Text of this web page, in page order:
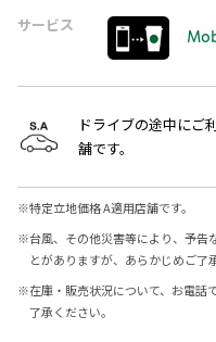
サービス
ドライブの途中にご
舗です。
※特定立地価格 A適用店舗です。
※台風、その他災害等により、予告
とがありますが、あらかじめご了
※在庫・販売状況について、お電話
了承ください。